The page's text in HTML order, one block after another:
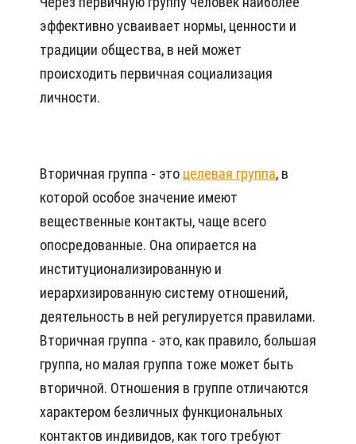
эффективно усваивает нормы, ценности и
традиции общества, в ней может
происходить первичная социализация
личности.
Вторичная группа - это целевая группа, в
которой особое значение имеют
вещественные контакты, чаще всего
опосредованные. Она опирается на
институционализированную и
иерархизированную систему отношений,
деятельность в ней регулируется правилами.
Вторичная группа - это, как правило, большая
группа, но малая группа тоже может быть
вторичной. Отношения в группе отличаются
характером безличных функциональных
контактов индивидов, как того требуют